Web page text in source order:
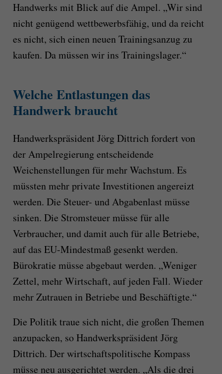
Handwerks mit Blick auf die Ampel. „Wir sind
nicht genügend wettbewerbsfähig, und da reicht
es nicht, sich einen neuen Trainingsanzug zu
kaufen. Da müssen wir ins Trainingslager.“
Welche Entlastungen das
Handwerk braucht
Handwerkspräsident Jörg Dittrich fordert von
der Ampelregierung entscheidende
Weichenstellungen für mehr Wachstum. Es
müssten mehr private Investitionen angereizt
werden. Die Steuer- und Abgabenlast müsse
sinken. Die Stromsteuer müsse für alle
Verbraucher, und damit auch für alle Betriebe,
auf das EU-Mindestmaß gesenkt werden.
Bürokratie müsse abgebaut werden. „Weniger
Zettel, mehr Wirtschaft, auf jeden Fall. Wieder
mehr Zutrauen in Betriebe und Beschäftigte.“
Die Politik traue sich nicht, die großen Themen
anzupacken, so Handwerkspräsident Jörg
Dittrich. Der wirtschaftspolitische Kompass
müsse neu ausgerichtet werden. „Als die drei